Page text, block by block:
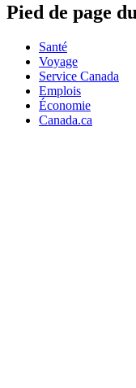
Pied de page
Santé
Voyage
Service Canada
Emplois
Économie
Canada.ca